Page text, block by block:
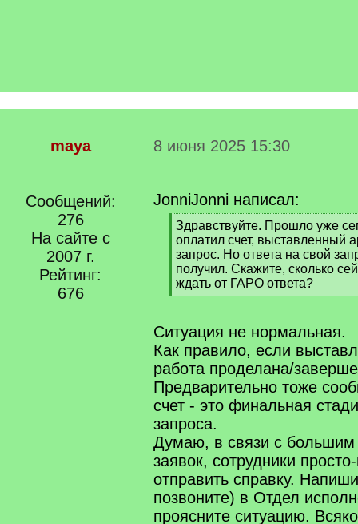
maya
Сообщений:
276
На сайте с
2007 г.
Рейтинг:
676
8 июня 2025 15:30
JonniJonni написал:
[
q
]
Здравствуйте. Прошло уже
оплатил счет, выставленный
запрос. Но ответа на свой
получил. Скажите, сколько
ждать от ГАРО ответа?
[
q
]
Ситуация не нормальная.
Как правило, если
работа проделана/
Предварительно тоже
счет - это финальная
запроса.
Думаю, в связи с большим
заявок, сотрудники
отправить справку.
позвоните) в Отдел
проясните ситуацию.